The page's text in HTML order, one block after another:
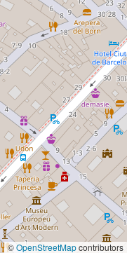
©OpenStreetMapcontributors